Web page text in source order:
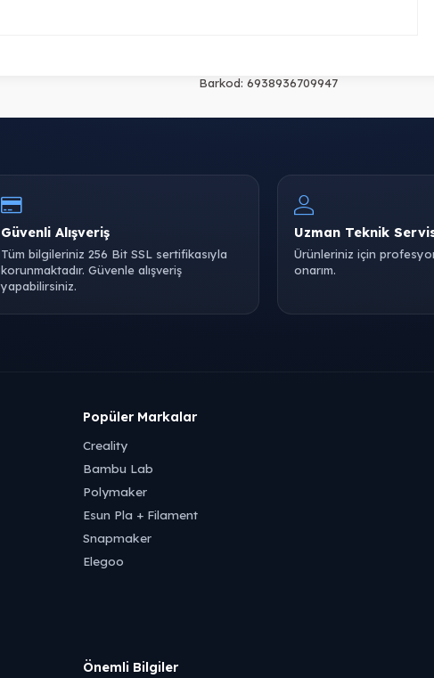
Barkod: 6938936709947
Güvenli Alışveriş
Tüm bilgileriniz 256 Bit SSL sertifikasıyla
korunmaktadır. Güvenle alışveriş
yapabilirsiniz.
Uzman Teknik
Ürünleriniz için
onarım.
Popüler Markalar
Creality
Bambu Lab
Polymaker
Esun Pla + Filament
Snapmaker
Elegoo
Önemli Bilgiler